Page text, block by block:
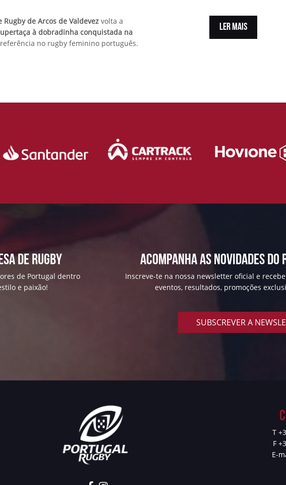
Rugby de Arcos de Valdevez volta a
à dobradinha conquistada na
no rugby feminino português.
LER MAIS
de Rugby
de Portugal dentro
e paixão!
ACOMPANHA AS NOVIDADES DO
Inscreve-te na nossa newsletter oficial e
eventos, resultados, promoções
SUBSCREVER A
T
F
E-